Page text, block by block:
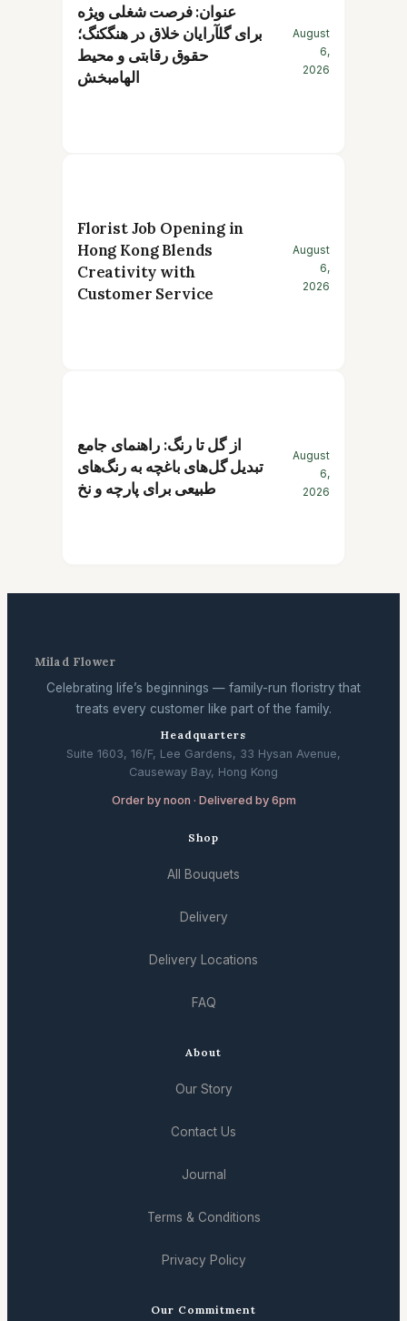
عنوان: فرصت شغلی ویژه
برای گلآرایان خلاق در هنگکنگ؛
حقوق رقابتی و محیط
الهامبخش
August
6,
2026
Florist Job Opening in
Hong Kong Blends
Creativity with
Customer Service
August
6,
2026
از گل تا رنگ: راهنمای جامع
تبدیل گل‌های باغچه به رنگ‌های
طبیعی برای پارچه و نخ
August
6,
2026
Milad Flower
Celebrating life’s beginnings — family-run floristry that
treats every customer like part of the family.
Headquarters
Suite 1603, 16/F, Lee Gardens, 33 Hysan Avenue,
Causeway Bay, Hong Kong
Order by noon · Delivered by 6pm
Shop
All Bouquets
Delivery
Delivery Locations
FAQ
About
Our Story
Contact Us
Journal
Terms & Conditions
Privacy Policy
Our Commitment